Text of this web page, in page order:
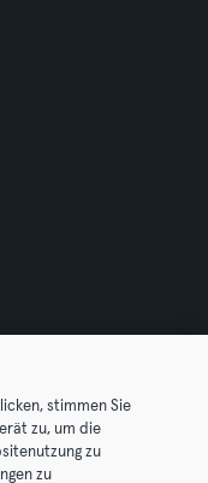
rights reserved.
stimmen Sie
zu, um die
zu
zu